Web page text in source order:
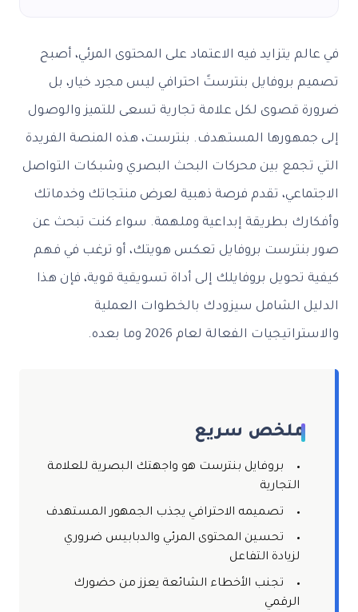
في عالم يتزايد فيه الاعتماد على المحتوى المرئي، أصبح
تصميم بروفايل بنترستً احترافي ليس مجرد خيار، بل
ضرورة قصوى لكل علامة تجارية تسعى للتميز والوصول
إلى جمهورها المستهدف. بنترست، هذه المنصة الفريدة
التي تجمع بين محركات البحث البصري وشبكات التواصل
الاجتماعي، تقدم فرصة ذهبية لعرض منتجاتك وخدماتك
وأفكارك بطريقة إبداعية وملهمة. سواء كنت تبحث عن
صور بنترست بروفايل تعكس هويتك، أو ترغب في فهم
كيفية تحويل بروفايلك إلى أداة تسويقية قوية، فإن هذا
الدليل الشامل سيزودك بالخطوات العملية
والاستراتيجيات الفعالة لعام 2026 وما بعده.
ملخص سريع
بروفايل بنترست هو واجهتك البصرية للعلامة
التجارية
تصميمه الاحترافي يجذب الجمهور المستهدف
تحسين المحتوى المرئي والدبابيس ضروري
لزيادة التفاعل
تجنب الأخطاء الشائعة يعزز من حضورك
الرقمي